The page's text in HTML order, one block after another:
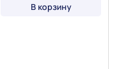
В корзину